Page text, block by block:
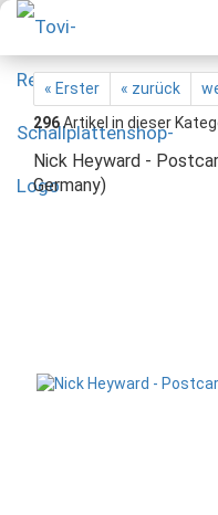
« Erster « zurück
296Artikel in dieser
Nick Heyward -
Germany)